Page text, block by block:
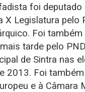
foi deputado
X Legislatura pelo
Foi
tarde pelo
de Sintra nas
2013. Foi
e à Câmara